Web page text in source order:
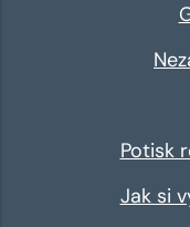
Potisk
Jak si